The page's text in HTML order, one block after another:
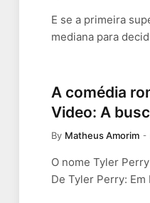
E se a primeira
mediana para
A comédia
Video: A
By Matheus Amorim
O nome Tyler
De Tyler Perry: Em